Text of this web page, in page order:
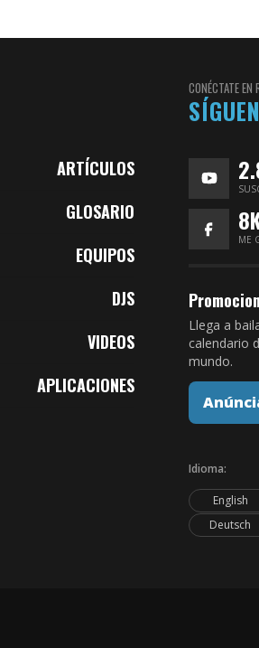
ARTÍCULOS
GLOSARIO
EQUIPOS
DJS
VIDEOS
APLICACIONES
CONÉCTATE EN
ME
Llega a
calendario
mundo.
Idioma:
English
Deutsch